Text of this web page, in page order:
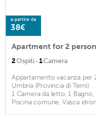
a partire da
38€
Apartment for 2
2Ospiti · 1Camera
Appartamento vacanza per
Umbria (Provincia di Terni)
1 Camera da letto, 1
Piscina comune, Vasca